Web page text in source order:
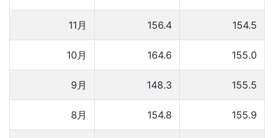
11月 156.4 154.5
10月 164.6 155.0
9月 148.3 155.5
8月 154.8 155.9